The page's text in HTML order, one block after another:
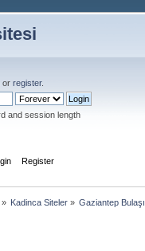
orregister.
and session length
Register
Kadinca Siteler » Gaziantep